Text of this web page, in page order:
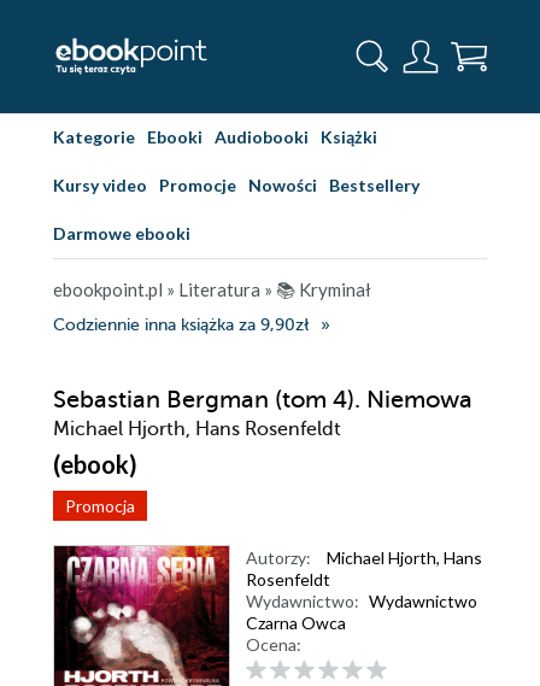
Kategorie Ebooki Audiobooki Książki
Kursy video Promocje Nowości Bestsellery
Darmowe ebooki
ebookpoint.pl » Literatura » 📚 Kryminał
Codziennie inna książka za 9,90zł
Sebastian Bergman (tom 4). Niemowa
Michael Hjorth, Hans Rosenfeldt
(ebook)
Promocja
Autorzy: Michael Hjorth, Hans
Rosenfeldt
Wydawnictwo: Wydawnictwo
Czarna Owca
Ocena: